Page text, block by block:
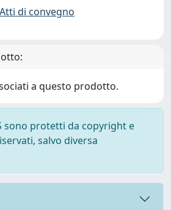
di convegno
a questo prodotto.
sono protetti da copyright e
salvo diversa